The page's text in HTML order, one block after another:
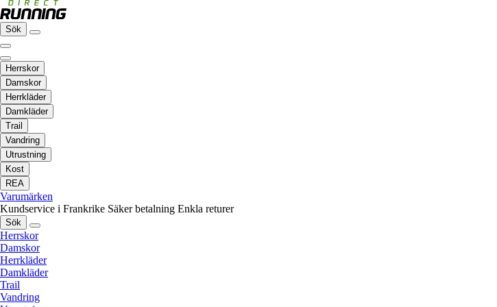
Sök
Herrskor
Damskor
Herrkläder
Damkläder
Trail
Vandring
Utrustning
Kost
REA
Varumärken
Kundservice i Frankrike Säker betalning Enkla returer
Sök
Herrskor
Damskor
Herrkläder
Damkläder
Trail
Vandring